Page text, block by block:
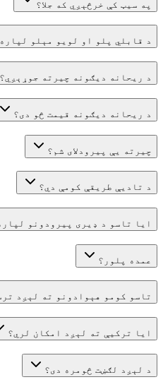
په سیټ کې خرڅېږي که جلا؟
د قابلي پلو او لویو مېلو
د ریحانه دیګونه چیرته جوړېږي؟
د ریحانه دیګونه قیمت څو دی؟
چیرته یې پیرودلای شم؟
د تادیې طریقې کومې دي؟
ایا تاسو د ډیری پیرودونو
عمده پلور؟
تاسو کومو هېوادونو ته لېږد
ایا ترکیې ته لېږد امکان لري؟
د لېږد لګښت څومره دی؟